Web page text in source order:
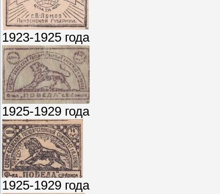
1923-1925 года
1925-1929 года
1925-1929 года